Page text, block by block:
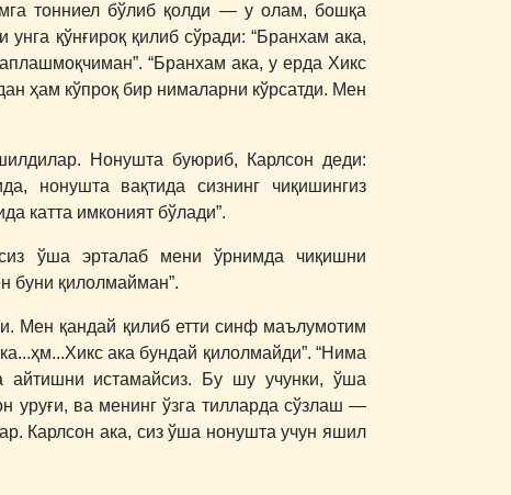
тонниел бўлиб қолди ― у олам, бошқа
қўнғироқ қилиб сўради: “Бранхам ака,
“Бранхам ака, у ерда Хикс
ҳам кўпроқ бир нималарни кўрсатди. Мен
Нонушта буюриб, Карлсон деди:
нонушта вақтида сизнинг чиқишингиз
катта имконият бўлади”.
ўша эрталаб мени ўрнимда чиқишни
буни қилолмайман”.
Мен қандай қилиб етти синф маълумотим
ака бундай қилолмайди”. “Нима
истамайсиз. Бу шу учунки, ўша
уруғи, ва менинг ўзга тилларда сўзлаш ―
Карлсон ака, сиз ўша нонушта учун яшил